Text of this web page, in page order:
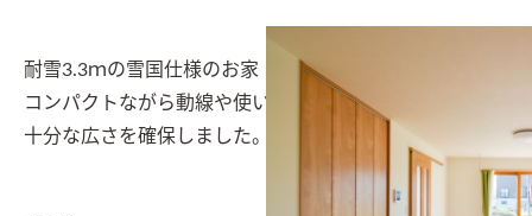
耐雪3.3ｍの雪国仕様のお家
コンパクトながら動線や使い勝手を考えて
十分な広さを確保しました。